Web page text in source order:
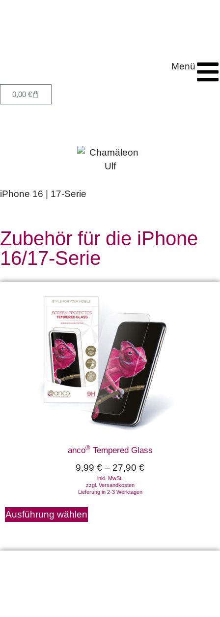
Menü
0,00 €
iPhone 16 | 17-Serie
Zubehör für die iPhone
16/17-Serie
anco®Tempered Glass
9,99 € – 27,90 €
inkl. MwSt.
zzgl. Versandkosten
Lieferung in 2-3 Werktagen
Ausführung wählen